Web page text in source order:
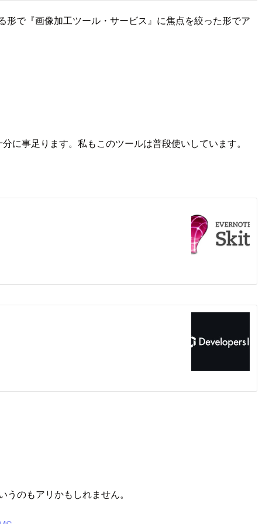
で『画像加工ツール・サービス』に焦点を絞った形でア
事足ります。私もこのツールは普段使いしています。
のもアリかもしれません。